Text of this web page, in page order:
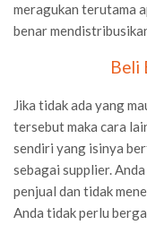
meragukan terutama
benar
Beli
Jika tidak ada yang
tersebut maka cara
sendiri yang isinya
sebagai supplier.
penjual dan tidak
Anda tidak perlu